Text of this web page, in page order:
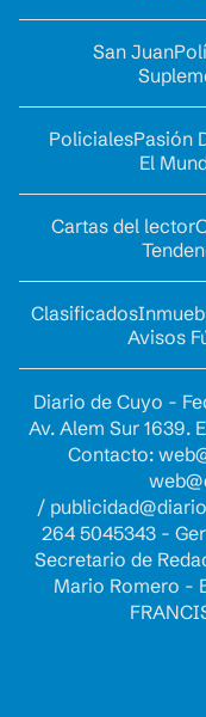
San Juan
PolicialesPasión
El
Cartas del lector
Clasificados
Avisos
Diario de Cuyo -
Av. Alem Sur 1639.
Contacto:
/
264 5045343 -
Secretario de
Mario Romero -